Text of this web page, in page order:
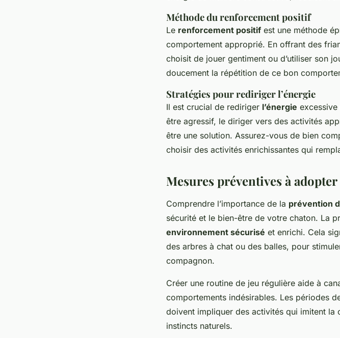
Méthode du renforcement positif
Le renforcement positif est une méthode
comportement approprié. En offrant des
choisit de jouer gentiment ou d’utiliser son
doucement la répétition de ce bon
Stratégies pour rediriger l’énergie
Il est crucial de rediriger l’énergie excessive
être agressif, le diriger vers des activités
être une solution. Assurez-vous de bien
choisir des activités enrichissantes qui
Mesures préventives à adopter
Comprendre l’importance de la prévention
sécurité et le bien-être de votre chaton. La
environnement sécurisé et enrichi. Cela
des arbres à chat ou des balles, pour
compagnon.
Créer une routine de jeu régulière aide à
comportements indésirables. Les périodes
doivent impliquer des activités qui imitent la
instincts naturels.